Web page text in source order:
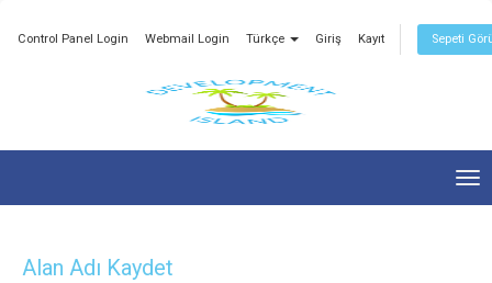
Control Panel Login Webmail Login Türkçe Giriş Kayıt Sepeti
Alan Adı Kaydet